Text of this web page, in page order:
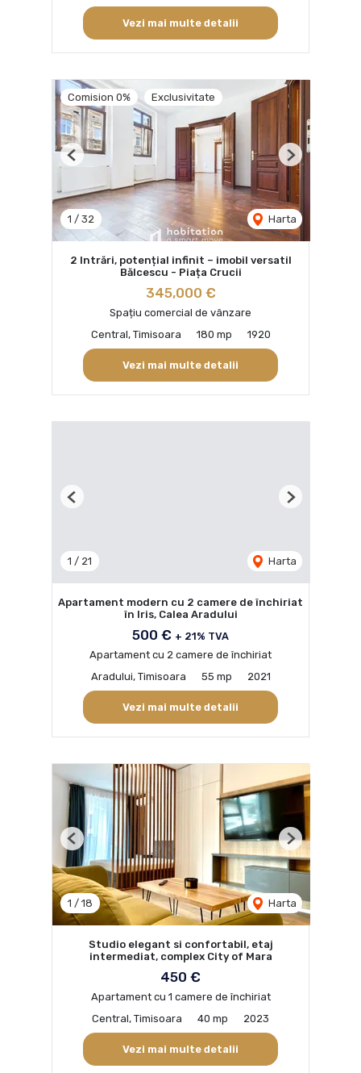
Vezi mai multe detalii
Comision 0% Exclusivitate
1 / 32 Harta
Previous Next
2 Intrări, potențial infinit – imobil versatil
Bălcescu - Piața Crucii
345,000 €
Spațiu comercial de vânzare
Central, Timisoara
180 mp 1920
Vezi mai multe detalii
1 / 21 Harta
Previous Next
Apartament modern cu 2 camere de închiriat
în Iris, Calea Aradului
500 € + 21% TVA
Apartament cu 2 camere de închiriat
Aradului, Timisoara
55 mp 2021
Vezi mai multe detalii
1 / 18 Harta
Previous Next
Studio elegant si confortabil, etaj
intermediat, complex City of Mara
450 €
Apartament cu 1 camere de închiriat
Central, Timisoara
40 mp 2023
Vezi mai multe detalii